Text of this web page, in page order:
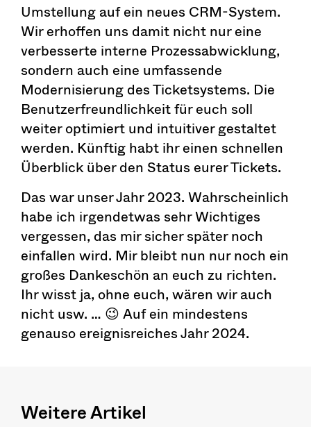
Umstellung auf ein neues CRM-System.
Wir erhoffen uns damit nicht nur eine
verbesserte interne Prozessabwicklung,
sondern auch eine umfassende
Modernisierung des Ticketsystems. Die
Benutzerfreundlichkeit für euch soll
weiter optimiert und intuitiver gestaltet
werden. Künftig habt ihr einen schnellen
Überblick über den Status eurer Tickets.
Das war unser Jahr 2023. Wahrscheinlich
habe ich irgendetwas sehr Wichtiges
vergessen, das mir sicher später noch
einfallen wird. Mir bleibt nun nur noch ein
großes Dankeschön an euch zu richten.
Ihr wisst ja, ohne euch, wären wir auch
nicht usw. … 😉 Auf ein mindestens
genauso ereignisreiches Jahr 2024.
Weitere Artikel